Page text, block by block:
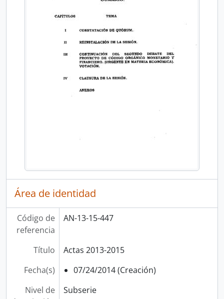
Área de identidad
Código de
referencia
AN-13-15-447
Título
Actas 2013-2015
Fecha(s)
07/24/2014 (Creación)
Nivel de
Subserie